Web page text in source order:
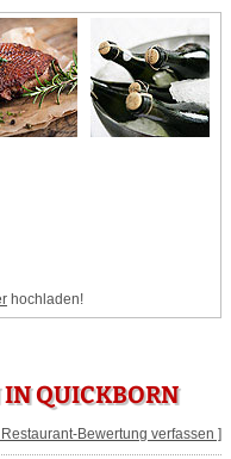
hochladen!
IN QUICKBORN
Bewertung verfassen ]